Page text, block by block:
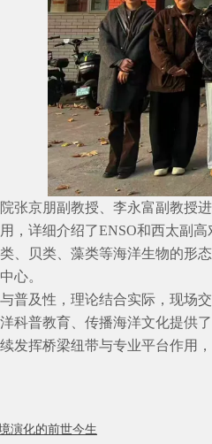
张京朋副教授、李永富副教授
，详细介绍了ENSO和西太副
、贝类、藻类等海洋生物的形
心。
普及性，理论结合实际，现场
科普教育、传播海洋文化提供
发挥桥梁纽带与专业平台作用
演化的前世今生